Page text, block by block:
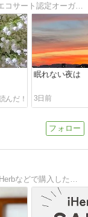
健康な肌は美しい。バリアー機能も万全。エコサート認定オーガニックコスメ『オセアント』で健康な肌を作ってください
眠れない夜は
3日前